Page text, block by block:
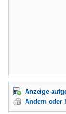
Anzeige
Ändern oder